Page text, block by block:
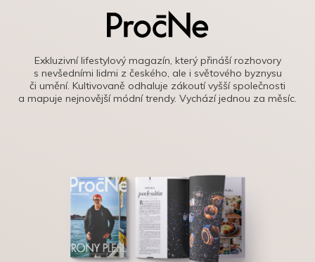
Exkluzivní lifestylový magazín, který přináší rozhovory
s nevšedními lidmi z českého, ale i světového byznysu
či umění. Kultivovaně odhaluje zákoutí vyšší společnosti
a mapuje nejnovější módní trendy. Vychází jednou za měsíc.